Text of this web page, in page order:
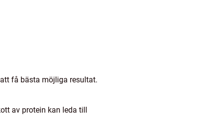
få bästa möjliga resultat.
av protein kan leda till